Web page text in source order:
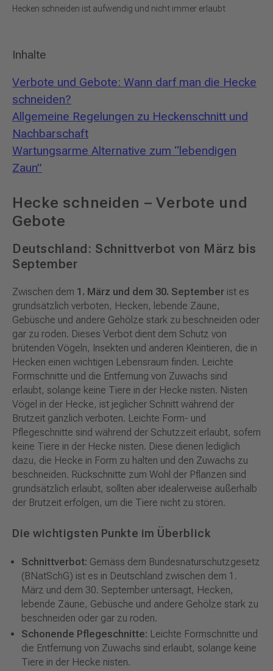
Hecken schneiden ist aufwendig und nicht immer erlaubt
Inhalte
Verbote und Gebote: Wann darf man die Hecke
schneiden?
Allgemeine Regelungen zu Heckenschnitt und
Nachbarschaft
Wartungsarme Alternative zum “lebendigen
Zaun”
Hecke schneiden – Verbote und
Gebote
Deutschland: Schnittverbot von März bis
September
Zwischen dem 1. März und dem 30. September ist es
grundsätzlich verboten, Hecken, lebende Zäune,
Gebüsche und andere Gehölze stark zu beschneiden oder
gar zu roden. Dieses Verbot dient dem Schutz von
brütenden Vögeln, Insekten und anderen Kleintieren, die in
Hecken einen wichtigen Lebensraum finden. Leichte
Formschnitte und die Entfernung von Zuwachs sind
erlaubt, solange keine Tiere in der Hecke nisten. Nisten
Vögel in der Hecke, ist jeglicher Schnitt während der
Brutzeit gänzlich verboten. Leichte Form- und
Pflegeschnitte sind während der Schutzzeit erlaubt, sofern
keine Tiere in der Hecke nisten. Diese dienen lediglich
dazu, die Hecke in Form zu halten und den Zuwachs zu
beschneiden. Rückschnitte zum Wohl der Pflanzen sind
grundsätzlich erlaubt, sollten aber idealerweise außerhalb
der Brutzeit erfolgen, um die Tiere nicht zu stören.
Die wichtigsten Punkte im Überblick
Schnittverbot: Gemäss dem Bundesnaturschutzgesetz
(BNatSchG) ist es in Deutschland zwischen dem 1.
März und dem 30. September untersagt, Hecken,
lebende Zäune, Gebüsche und andere Gehölze stark zu
beschneiden oder gar zu roden.
Schonende Pflegeschnitte: Leichte Formschnitte und
die Entfernung von Zuwachs sind erlaubt, solange keine
Tiere in der Hecke nisten.